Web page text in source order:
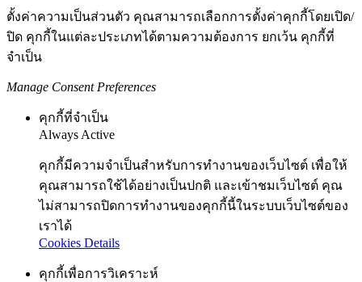
ตั้งค่าความเป็นส่วนตัว คุณสามารถเลือกการตั้งค่าคุกกี้โดยเปิด/
ปิด คุกกี้ในแต่ละประเภทได้ตามความต้องการ ยกเว้น คุกกี้ที่
จำเป็น
Manage Consent Preferences
คุกกี้ที่จำเป็น
Always Active
คุกกี้มีความจำเป็นสำหรับการทำงานของเว็บไซต์ เพื่อให้
คุณสามารถใช้ได้อย่างเป็นปกติ และเข้าชมเว็บไซต์ คุณ
ไม่สามารถปิดการทำงานของคุกกี้นี้ในระบบเว็บไซต์ของ
เราได้
Cookies Details
คุกกี้เพื่อการวิเคราะห์